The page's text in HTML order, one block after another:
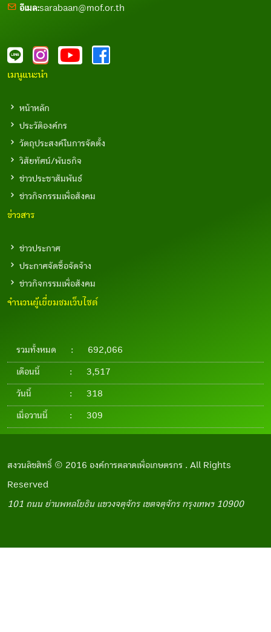
อีเมล:sarabaan@mof.or.th
เมนูแนะนำ
หน้าหลัก
ประวัติองค์กร
วัตถุประสงค์ในการจัดตั้ง
วิสัยทัศน์/พันธกิจ
ข่าวประชาสัมพันธ์
ข่าวกิจกรรมเพื่อสังคม
ข่าวสาร
ข่าวประกาศ
ประกาศจัดซื้อจัดจ้าง
ข่าวกิจกรรมเพื่อสังคม
จำนวนผู้เยี่ยมชมเว็บไซต์
รวมทั้งหมด : 692,066
เดือนนี้ : 3,517
วันนี้ : 318
เมื่อวานนี้ : 309
สงวนลิขสิทธิ์ © 2016 องค์การตลาดเพื่อเกษตรกร . All Rights
Reserved
101 ถนน ย่านพหลโยธิน แขวงจตุจักร เขตจตุจักร กรุงเทพฯ 10900